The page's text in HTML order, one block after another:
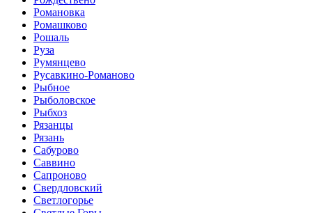
Романовка
Ромашково
Рошаль
Руза
Румянцево
Русавкино-Романово
Рыбное
Рыболовское
Рыбхоз
Рязанцы
Рязань
Сабурово
Саввино
Сапроново
Свердловский
Светлогорье